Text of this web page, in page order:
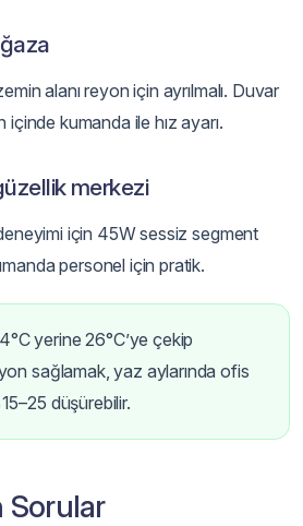
alanı reyon için ayrılmalı. Duvar
içinde kumanda ile hız ayarı.
merkezi
için 45W sessiz segment
personel için pratik.
yerine 26°C’ye çekip
sağlamak, yaz aylarında ofis
düşürebilir.
Sorular